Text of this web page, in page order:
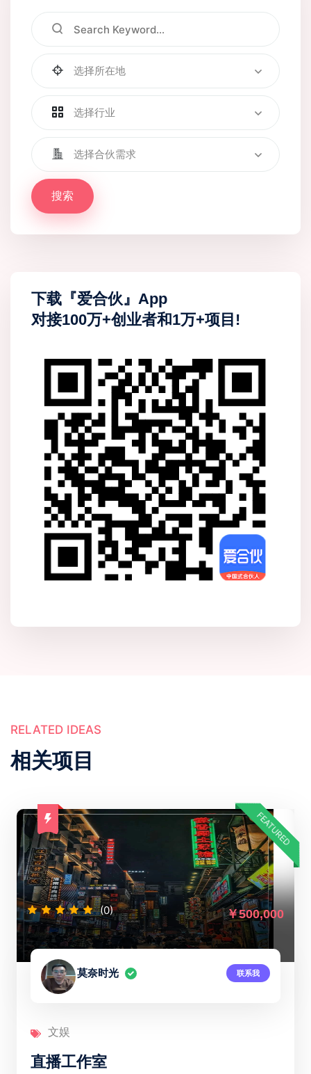
选择所在地
选择行业
选择合伙需求
搜索
下载『爱合伙』App
对接100万+创业者和1万+项目!
RELATED IDEAS
相关项目
FEATURED
(0) ￥500,000
莫奈时光 联系我
文娱
直播工作室